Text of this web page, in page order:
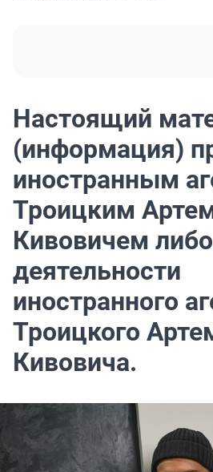
Настоящий
(информация)
иностранным
Троицким
Кивовичем
деятельности
иностранного
Троицкого
Кивовича.